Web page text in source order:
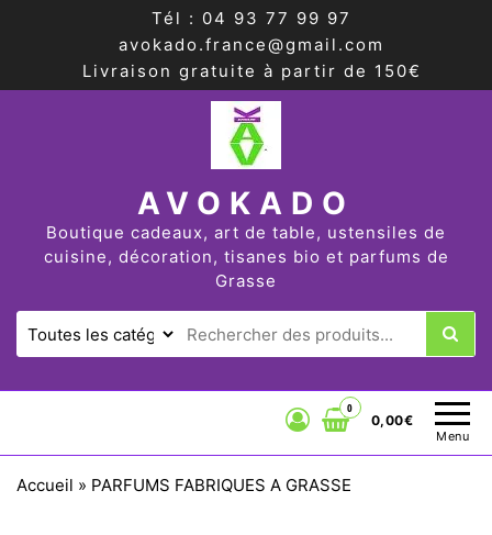
Tél : 04 93 77 99 97
avokado.france@gmail.com
Livraison gratuite à partir de 150€
AVOKADO
Boutique cadeaux, art de table, ustensiles de
cuisine, décoration, tisanes bio et parfums de
Grasse
Menu
0
0,00€
Accueil » PARFUMS FABRIQUES A GRASSE